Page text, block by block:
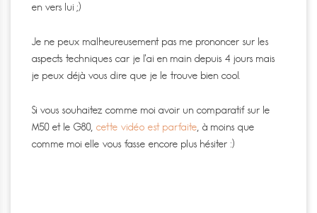
en vers lui ;)
Je ne peux malheureusement pas me prononcer sur les
aspects techniques car je l’ai en main depuis 4 jours mais
je peux déjà vous dire que je le trouve bien cool.
Si vous souhaitez comme moi avoir un comparatif sur le
M50 et le G80, cette vidéo est parfaite , à moins que
comme moi elle vous fasse encore plus hésiter :)